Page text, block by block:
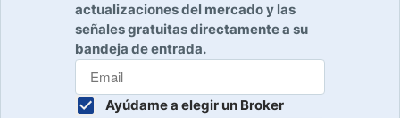
actualizaciones del mercado y las
señales gratuitas directamente a su
bandeja de entrada.
Ayúdame a elegir un Broker